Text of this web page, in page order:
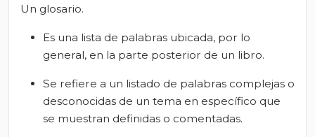
Un glosario.
Es una lista de palabras ubicada, por lo
general, en la parte posterior de un libro.
Se refiere a un listado de palabras complejas o
desconocidas de un tema en específico que
se muestran definidas o comentadas.